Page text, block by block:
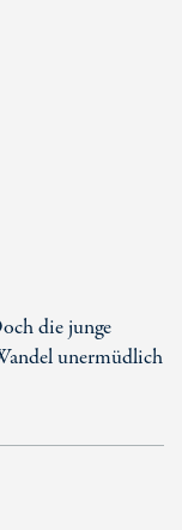
die junge
unermüdlich